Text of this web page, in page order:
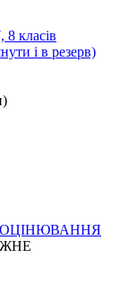
класів
і в резерв)